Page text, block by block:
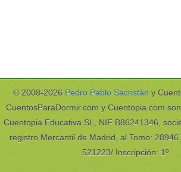
© 2008-2026 Pedro Pablo Sacristán y
CuentosParaDormir.com y Cuentopia.com
Cuentopia Educativa SL, NIF B86241346,
registro Mercantil de Madrid, al Tomo:
521223/ Inscripción: 1º